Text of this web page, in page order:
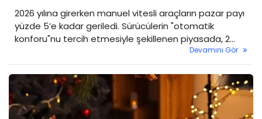
2026 yılına girerken manuel vitesli araçların pazar payı
yüzde 5’e kadar geriledi. Sürücülerin "otomatik
konforu"nu tercih etmesiyle şekillenen piyasada, 2
milyon TL psikolojik sınırının altında kalan modelleri
mercek altına aldık.
Devamını Gör